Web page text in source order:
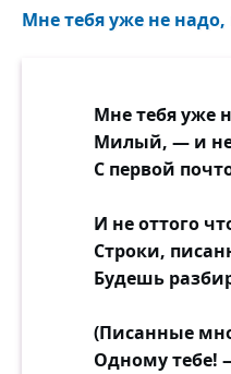
Сыпал искры
Что там злых —
Кроме самой
Шла ты медленно
Как-то трепетно
Вдруг одумаюсь,
Пёстрый,
Паутинки дрожат
Мне тебя уже не
Мне тебя уже
Милый, — и не
С первой
И не оттого
Строки,
Будешь
(Писанные
Одному тебе!